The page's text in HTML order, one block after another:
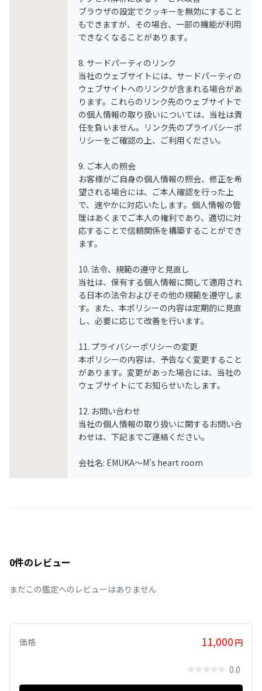
ブラウザの設定でクッキーを無効にすること
もできますが、その場合、一部の機能が利用
できなくなることがあります。
8. サードパーティのリンク
当社のウェブサイトには、サードパーティの
ウェブサイトへのリンクが含まれる場合があ
ります。これらのリンク先のウェブサイトで
の個人情報の取り扱いについては、当社は責
任を負いません。リンク先のプライバシーポ
リシーをご確認の上、ご利用ください。
9. ご本人の照会
お客様がご自身の個人情報の照会、修正を希
望される場合には、ご本人確認を行った上
で、速やかに対応いたします。個人情報の管
理はあくまでご本人の権利であり、適切に対
応することで信頼関係を構築することができ
ます。
10. 法令、規範の遵守と見直し
当社は、保有する個人情報に関して適用され
る日本の法令およびその他の規範を遵守しま
す。また、本ポリシーの内容は定期的に見直
し、必要に応じて改善を行います。
11. プライバシーポリシーの変更
本ポリシーの内容は、予告なく変更すること
があります。変更があった場合には、当社の
ウェブサイトにてお知らせいたします。
12. お問い合わせ
当社の個人情報の取り扱いに関するお問い合
わせは、下記までご連絡ください。
会社名: EMUKA～M's heart room
0件のレビュー
まだこの鑑定へのレビューはありません
価格 11,000 円
0.0